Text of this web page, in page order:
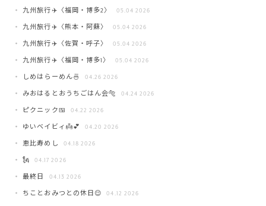
九州旅行✈️〈福岡・博多2〉 05.04 2026
九州旅行✈️〈熊本・阿蘇〉 05.04 2026
九州旅行✈️〈佐賀・呼子〉 05.04 2026
九州旅行✈️〈福岡・博多1〉 05.04 2026
しめはらーめん🍜 04.26 2026
みおはるとおうちごはん会🐅 04.24 2026
ピクニック🍱 04.22 2026
ゆいベイビィ👼💕 04.20 2026
恵比寿めし 04.18 2026
🗽 04.17 2026
最終日 04.13 2026
ちことおみつとの休日😌 04.12 2026